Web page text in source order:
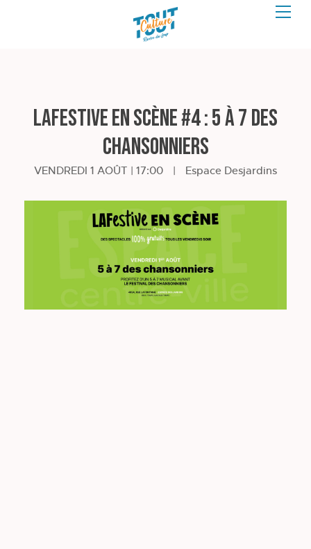
LAFestive en scène #4 : 5 à 7 des
chansonniers
VENDREDI 1 AOÛT | 17:00 | Espace Desjardins